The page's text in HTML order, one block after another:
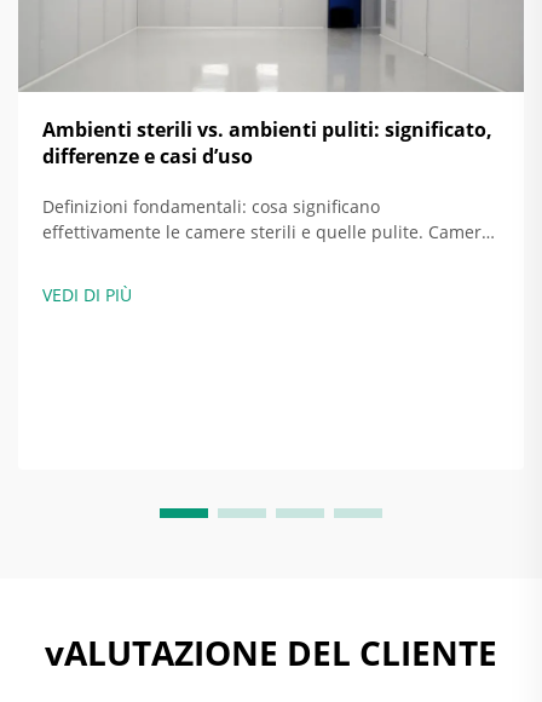
Ambienti sterili vs. ambienti puliti: significato,
differenze e casi d’uso
Definizioni fondamentali: cosa significano
effettivamente le camere sterili e quelle pulite. Camera
particelle (standard ISO 14644-1). Una camera pulita è
uno spazio progettato con rigore ingegneristico per
VEDI DI PIÙ
vALUTAZIONE DEL CLIENTE